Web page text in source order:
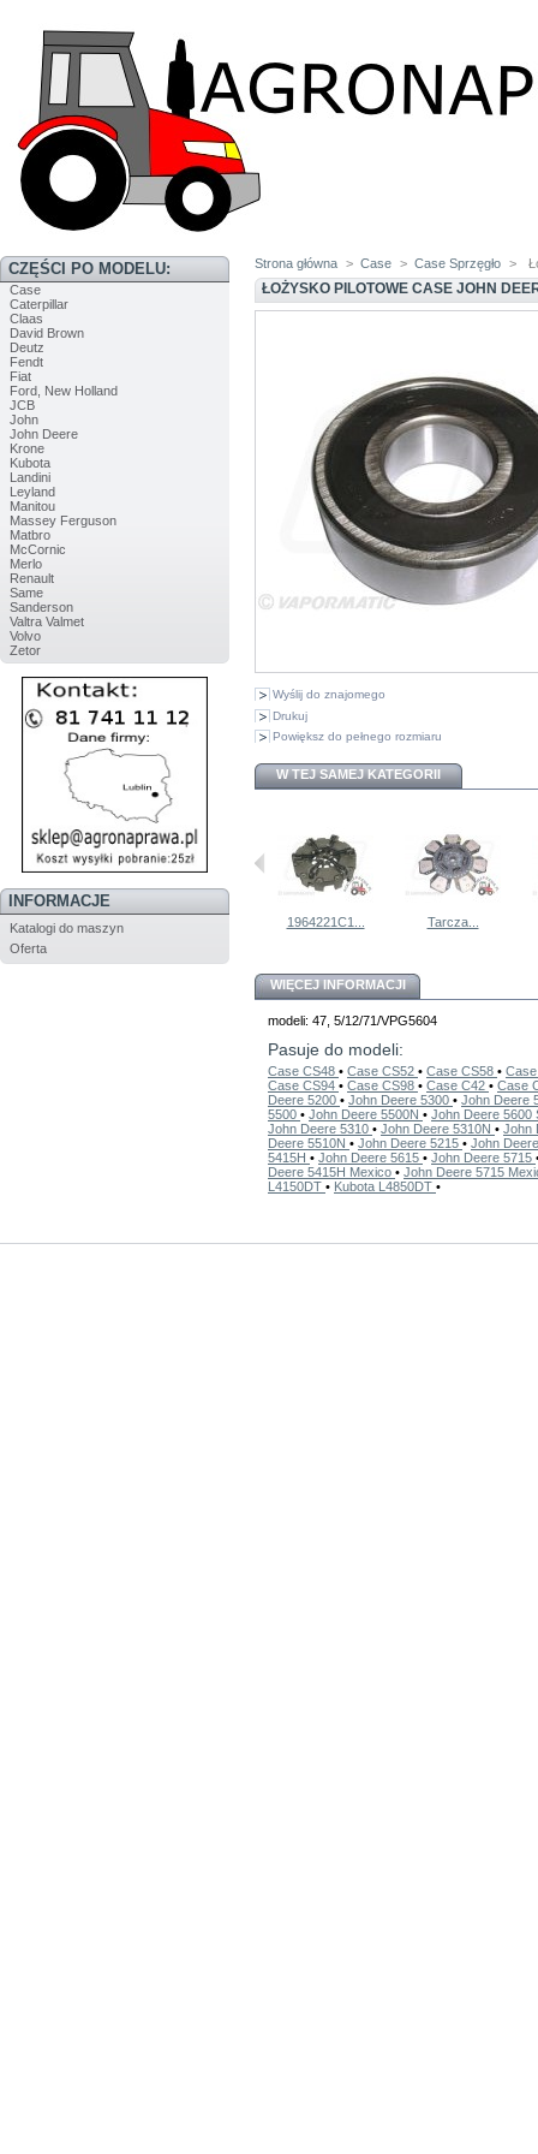
CZĘŚCI PO MODELU:
Case
Caterpillar
Claas
David Brown
Deutz
Fendt
Fiat
Ford, New Holland
JCB
John
John Deere
Krone
Kubota
Landini
Leyland
Manitou
Massey Ferguson
Matbro
McCornic
Merlo
Renault
Same
Sanderson
Valtra Valmet
Volvo
Zetor
INFORMACJE
Katalogi do maszyn
Oferta
Strona główna > Case > Case Sprzęgło >
ŁOŻYSKO PILOTOWE CASE JOHN
Wyślij do znajomego
Drukuj
Powiększ do pełnego rozmiaru
W TEJ SAMEJ KATEGORII
MPP1122... 1964221C1... Tarcza...
WIĘCEJ INFORMACJI
modeli: 47, 5/12/71/VPG5604
Pasuje do modeli:
Case CS48 • Case CS52 • Case CS58 •
Case CS94 • Case CS98 • Case C42 • Case
Deere 5200 • John Deere 5300 • John Deere
5500 • John Deere 5500N • John Deere 5600
John Deere 5310 • John Deere 5310N • John
Deere 5510N • John Deere 5215 • John
5415H • John Deere 5615 • John Deere 5715
Deere 5415H Mexico • John Deere 5715
L4150DT • Kubota L4850DT •